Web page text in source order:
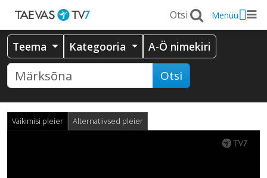
Menüü
Teema Kategooria A-Ö nimekiri
Otsi
Vaikimisi pleier Alternatiivsed pleier